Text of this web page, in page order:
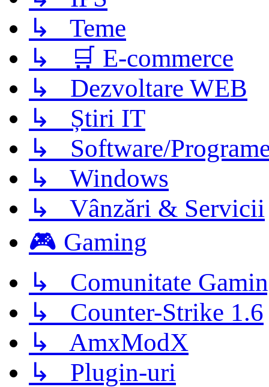
↳ Teme
↳ 🛒 E-commerce
↳ Dezvoltare WEB
↳ Știri IT
↳ Software/
↳ Windows
↳ Vânzări & Servicii
🎮 Gaming
↳ Comunitate
↳ Counter-Strike 1.6
↳ AmxModX
↳ Plugin-uri